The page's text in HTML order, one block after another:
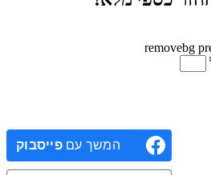
המשך עםפייסבוק